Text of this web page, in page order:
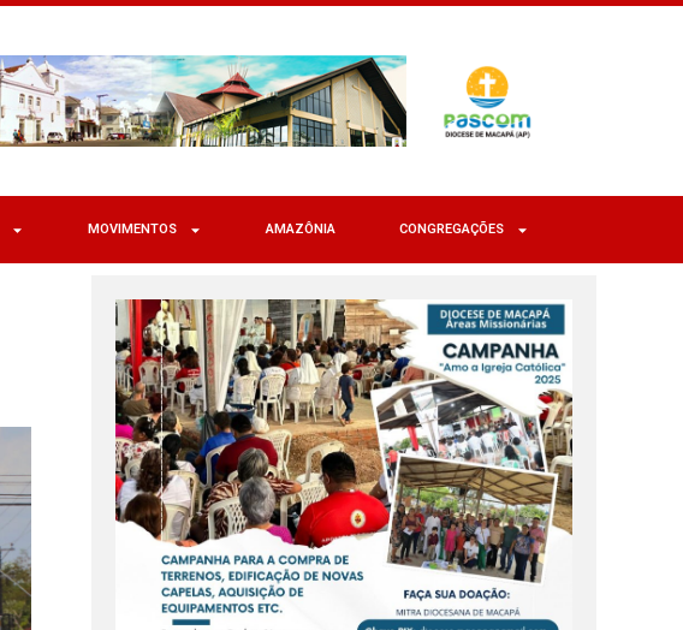
MOVIMENTOS AMAZÔNIA CONGREGAÇÕES